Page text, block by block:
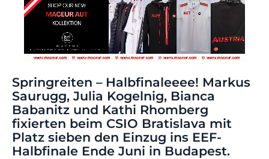
Springreiten – Halbfinaleeee! Markus
Saurugg, Julia Kogelnig, Bianca
Babanitz und Kathi Rhomberg
fixierten beim CSIO Bratislava mit
Platz sieben den Einzug ins EEF-
Halbfinale Ende Juni in Budapest.